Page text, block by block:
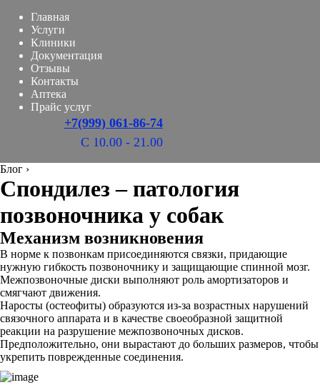
Главная
Услуги
Клиники
Документация
Отзывы
Контакты
Аптека
Прайс услуг
+7(999) 061-86-74
С 10.00 - 21.00
Блог ›
Спондилез – патология
позвоночника у собак
Механизм возникновения
В норме к позвонкам присоединяются связки, придающие
нужную гибкость позвоночнику и защищающие спинной мозг.
Межпозвоночные диски выполняют роль амортизаторов и
смягчают движения.
Наросты (остеофиты) образуются из-за возрастных нарушений
связочного аппарата и в качестве своеобразной защитной
реакции на разрушение межпозвоночных дисков.
Предположительно, они вырастают до больших размеров, чтобы
укрепить поврежденные соединения.